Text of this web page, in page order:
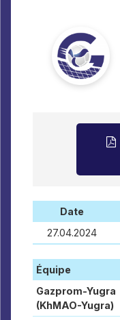
Date
27.04.2024
Équipe
Gazprom-Yugra
(KhMAO-Yugra)